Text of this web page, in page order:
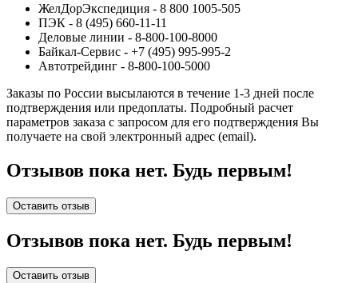
ЖелДорЭкспедиция - 8 800 1005-505
ПЭК - 8 (495) 660-11-11
Деловые линии - 8-800-100-8000
Байкал-Сервис - +7 (495) 995-995-2
Автотрейдинг - 8-800-100-5000
Заказы по России высылаются в течение 1-3 дней после
подтверждения или предоплаты. Подробный расчет
параметров заказа с запросом для его подтверждения Вы
получаете на свой электронный адрес (email).
Отзывов пока нет. Будь первым!
Оставить отзыв
Отзывов пока нет. Будь первым!
Оставить отзыв